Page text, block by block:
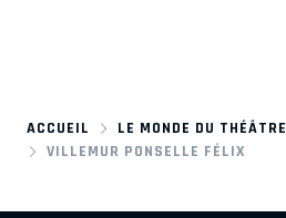
ACCUEIL
LE MONDE DU THÉÂTRE
VILLEMUR PONSELLE FÉLIX